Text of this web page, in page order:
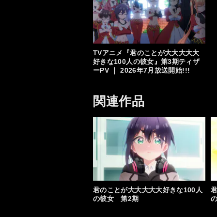
TVアニメ『君のことが大大大大大
好きな100人の彼女』第3期ティザ
ーPV ｜ 2026年7月放送開始!!!
関連作品
君のことが大大大大大好きな100人
の彼女 第2期